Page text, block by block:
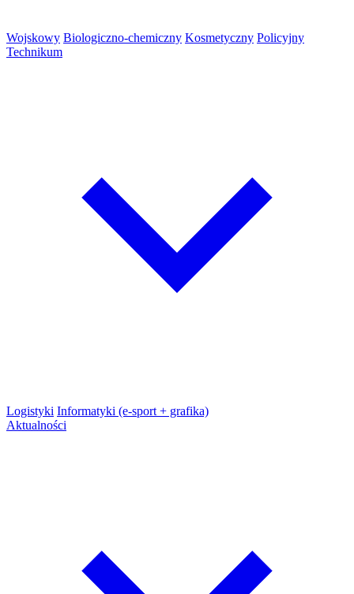
Wojskowy Biologiczno-chemiczny Kosmetyczny Policyjny
Technikum
Logistyki Informatyki (e-sport + grafika)
Aktualności